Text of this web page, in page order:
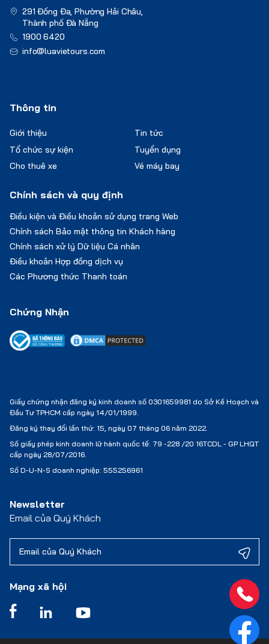
Chứng Nhận
Giấy chứng nhận đăng ký kinh doanh số 0301659981 do Sở Kế Hoạch và
Đầu Tư TPHCM cấp ngày 14/01/1999.
Đăng ký thay đổi lần thứ: 15, ngày 07 tháng 06 năm 2022.
Số giấy phép kinh doanh lữ hành quốc tế: 79 -228 /20 16TCDL - GP LHQT
cấp ngày 28/07/2016.
Số D-U-N-S doanh nghiệp: 555256961
291 Đống Đa, Phường Hải Châu,
Thành phố Đà Nẵng
1900 6420
info@luavietours.com
Thông tin
Giới thiệu
Tổ chức sự kiện
Cho thuê xe
Vé máy bay
Tin tức
Tuyển dụng
Chính sách và quy định
Điều kiện và Điều khoản sử dụng trang Web
Chính sách Bảo mật thông tin Khách hàng
Chính sách xử lý Dữ liệu Cá nhân
Điều khoản Hợp đồng dịch vụ
Các Phương thức Thanh toán
Newsletter
Email của Quý Khách
Mạng xã hội